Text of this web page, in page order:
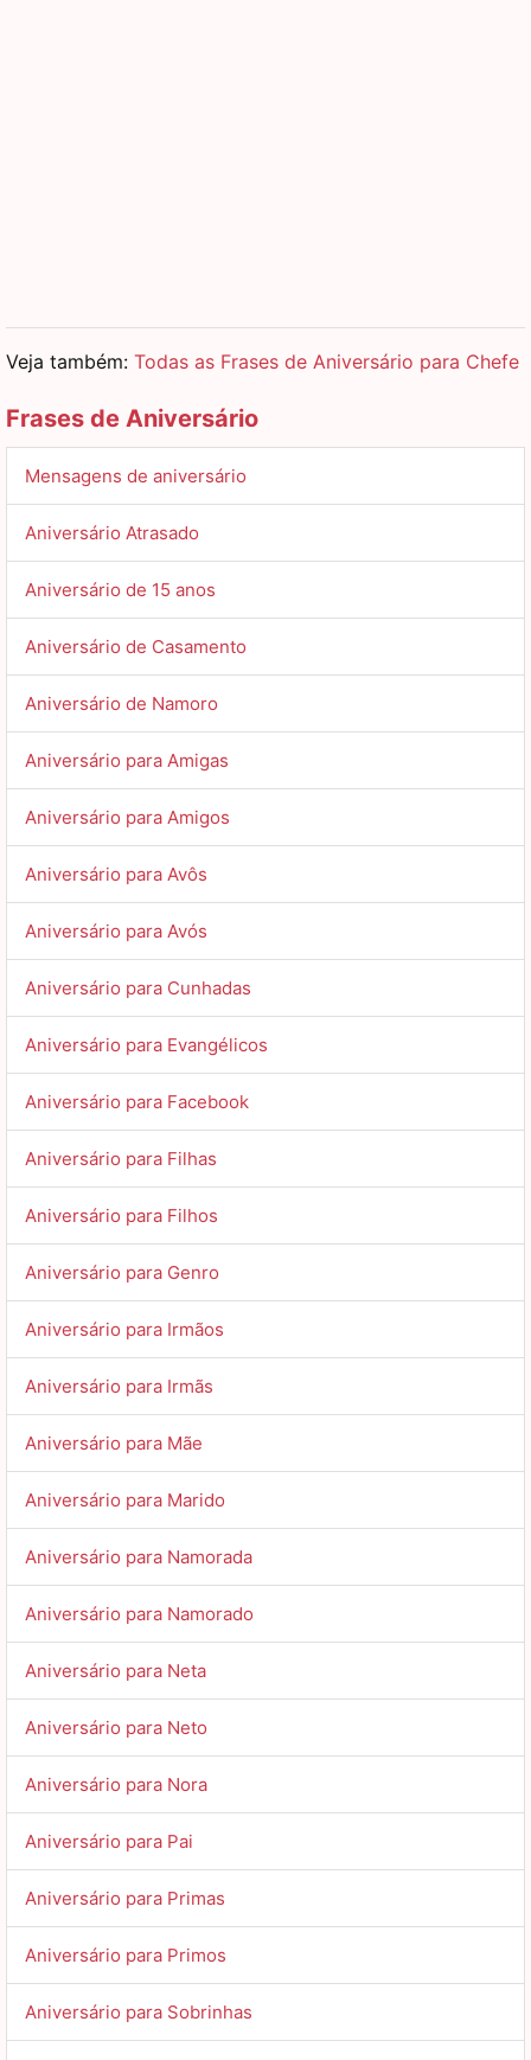
Veja também: Todas as Frases de Aniversário para Chefe
Frases de Aniversário
Mensagens de aniversário
Aniversário Atrasado
Aniversário de 15 anos
Aniversário de Casamento
Aniversário de Namoro
Aniversário para Amigas
Aniversário para Amigos
Aniversário para Avôs
Aniversário para Avós
Aniversário para Cunhadas
Aniversário para Evangélicos
Aniversário para Facebook
Aniversário para Filhas
Aniversário para Filhos
Aniversário para Genro
Aniversário para Irmãos
Aniversário para Irmãs
Aniversário para Mãe
Aniversário para Marido
Aniversário para Namorada
Aniversário para Namorado
Aniversário para Neta
Aniversário para Neto
Aniversário para Nora
Aniversário para Pai
Aniversário para Primas
Aniversário para Primos
Aniversário para Sobrinhas